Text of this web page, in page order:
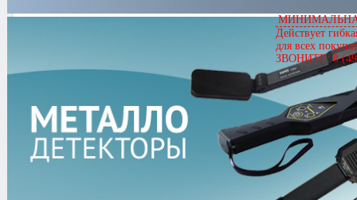
Цена
Звоните
4.1/5оценка (7 голосов)
Действует
для всех
ЗВОНИТЕ: 8